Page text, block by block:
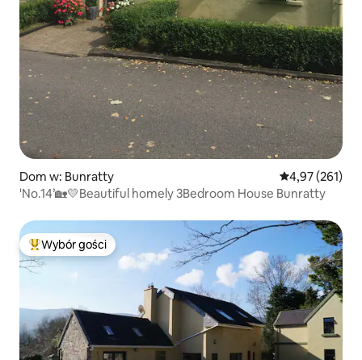
Dom w: Bunratty Średnia
4,97 (261)
'No.14’🏡💛Beautiful homely 3Bedroom House Bunratty
Najpopularniejsze z kategorii Wybór gości
Wybór gości